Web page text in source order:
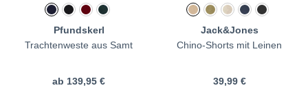
Pfundskerl
Trachtenweste aus Samt
ab 139,95 €
Jack&Jones
Chino-Shorts mit Leinen
39,99 €